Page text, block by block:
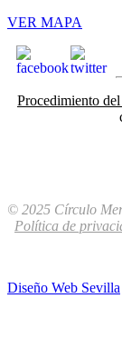
VER MAPA
Procedimiento
© 2025 Círculo
Política de
Diseño Web Sevilla